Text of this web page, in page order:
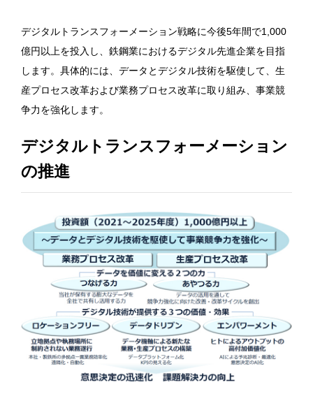
デジタルトランスフォーメーション戦略に今後5年間で1,000
億円以上を投入し、鉄鋼業におけるデジタル先進企業を目指
します。具体的には、データとデジタル技術を駆使して、生
産プロセス改革および業務プロセス改革に取り組み、事業競
争力を強化します。
デジタルトランスフォーメーション
の推進